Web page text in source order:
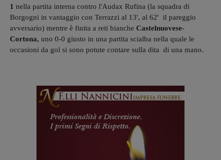
1 nella partita interna contro l'Audax Rufina (la squadra di
Borgogni in vantaggio con Terrazzi al 13', al 62' il pareggio
avversario) mentre è finita a reti bianche Castelnuovese-
Cortona, uno 0-0 giusto in una partita scialba nella quale le
occasioni da gol si sono potute contare sulla dita di una mano.